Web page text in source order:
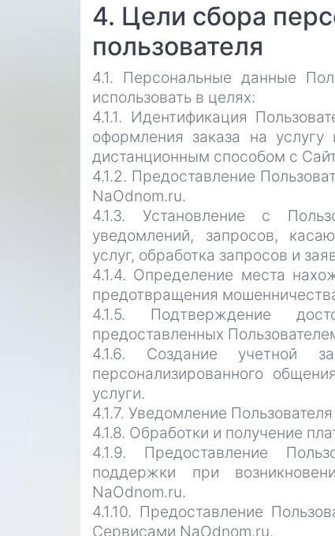
4. Цели сбора
пользователя
4.1. Персональные данные
использовать в целях:
4.1.1. Идентификация
оформления заказа на
дистанционным способом с
4.1.2. Предоставление
NaOdnom.ru.
4.1.3. Установление с
уведомлений, запросов,
услуг, обработка запросов и
4.1.4. Определение места
предотвращения
4.1.5. Подтверждение
предоставленных
4.1.6. Создание учетной
персонализированного
услуги.
4.1.7. Уведомление
4.1.8. Обработки и получение
4.1.9. Предоставление
поддержки при
NaOdnom.ru.
4.1.10. Предоставление
Сервисами NaOdnom.ru.